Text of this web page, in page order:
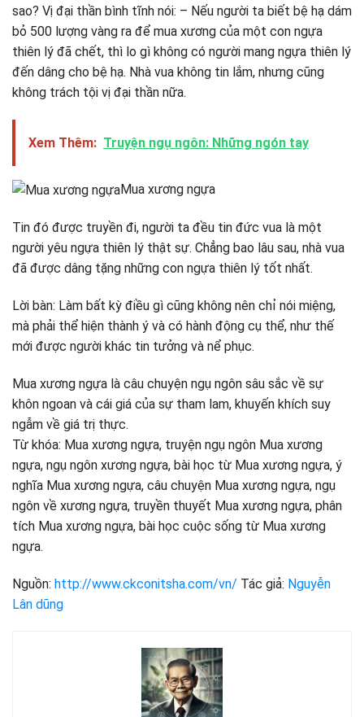
sao? Vị đại thần bình tĩnh nói: – Nếu người ta biết bệ hạ dám
bỏ 500 lượng vàng ra để mua xương của một con ngựa
thiên lý đã chết, thì lo gì không có người mang ngựa thiên lý
đến dâng cho bệ hạ. Nhà vua không tin lắm, nhưng cũng
không trách tội vị đại thần nữa.
Xem Thêm: Truyện ngụ ngôn: Những ngón tay
Mua xương ngựa
Tin đó được truyền đi, người ta đều tin đức vua là một
người yêu ngựa thiên lý thật sự. Chẳng bao lâu sau, nhà vua
đã được dâng tặng những con ngựa thiên lý tốt nhất.
Lời bàn: Làm bất kỳ điều gì cũng không nên chỉ nói miệng,
mà phải thể hiện thành ý và có hành động cụ thể, như thế
mới được người khác tin tưởng và nể phục.
Mua xương ngựa là câu chuyện ngụ ngôn sâu sắc về sự
khôn ngoan và cái giá của sự tham lam, khuyến khích suy
ngẫm về giá trị thực.
Từ khóa: Mua xương ngựa, truyện ngụ ngôn Mua xương
ngựa, ngụ ngôn xương ngựa, bài học từ Mua xương ngựa, ý
nghĩa Mua xương ngựa, câu chuyện Mua xương ngựa, ngụ
ngôn về xương ngựa, truyền thuyết Mua xương ngựa, phân
tích Mua xương ngựa, bài học cuộc sống từ Mua xương
ngựa.
Nguồn: http://www.ckconitsha.com/vn/ Tác giả: Nguyễn
Lân dũng